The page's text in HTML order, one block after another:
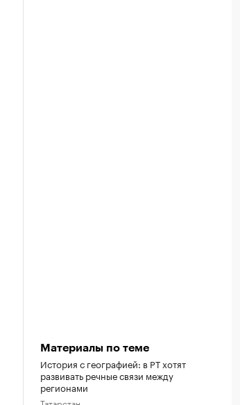
Материалы по теме
История с географией: в РТ хотят
развивать речные связи между
регионами
Татарстан